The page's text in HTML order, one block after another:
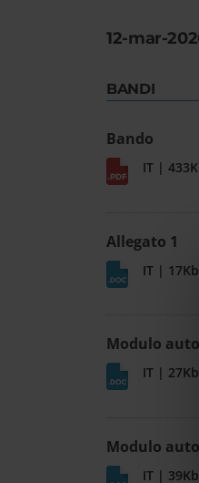
12-mar-
BANDI
Bando
IT |
Allegato 1
IT | 17Kb
Modulo
IT | 27Kb
Modulo
IT | 39Kb